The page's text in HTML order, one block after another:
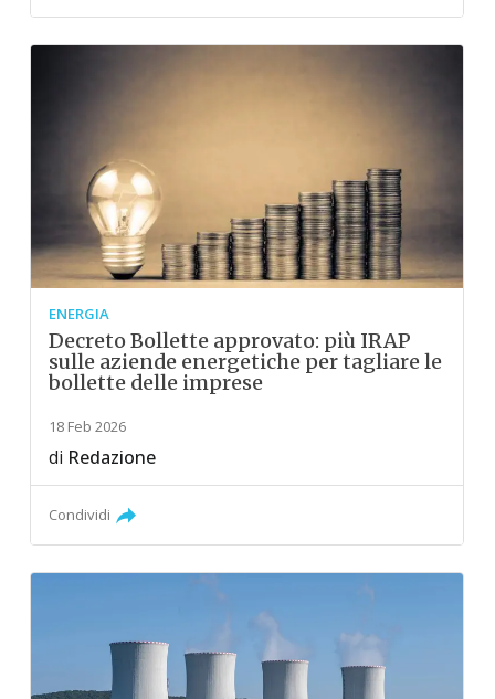
ENERGIA
Decreto Bollette approvato: più IRAP
sulle aziende energetiche per tagliare le
bollette delle imprese
18 Feb 2026
di Redazione
Condividi